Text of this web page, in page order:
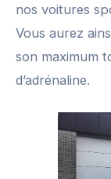
nos voitures
Vous aurez
son maximum
d’adrénaline.